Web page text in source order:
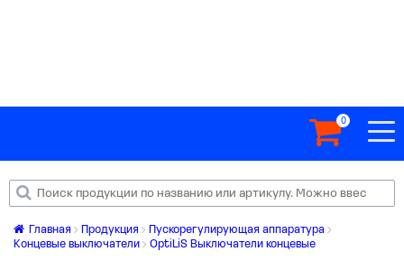
0
Главная Продукция
Пускорегулирующая аппаратура
Концевые выключатели
OptiLiS Выключатели концевые